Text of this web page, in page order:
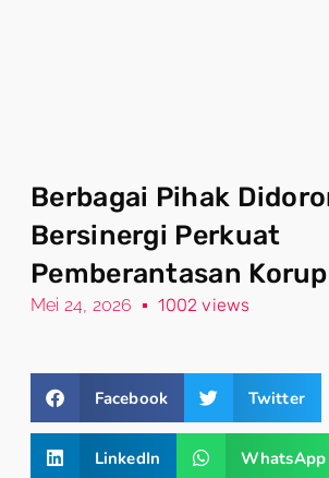
Berbagai Pihak
Bersinergi Perkuat
Pemberantasan
Mei 24, 2026 1002 views
Facebook Twitter
LinkedIn WhatsApp